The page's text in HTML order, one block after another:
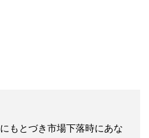
もとづき市場下落時にあな